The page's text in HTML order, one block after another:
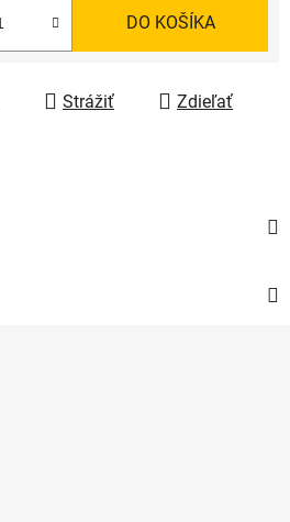
DO KOŠÍKA
Strážiť Zdieľať